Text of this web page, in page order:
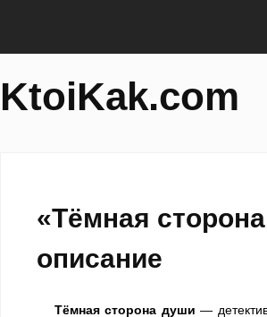
KtoiKak.com
«Тёмная
описание
Тёмная сторона души —